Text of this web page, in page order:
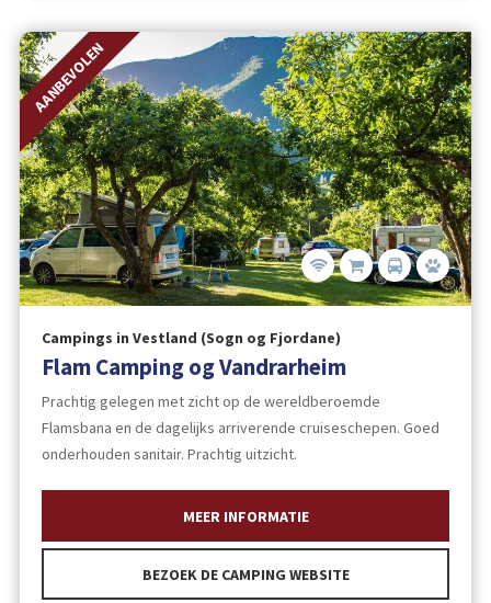
AANBEVOLEN
Campings in Vestland (Sogn og Fjordane)
Flam Camping og Vandrarheim
Prachtig gelegen met zicht op de wereldberoemde
Flamsbana en de dagelijks arriverende cruiseschepen. Goed
onderhouden sanitair. Prachtig uitzicht.
MEER INFORMATIE
BEZOEK DE CAMPING WEBSITE